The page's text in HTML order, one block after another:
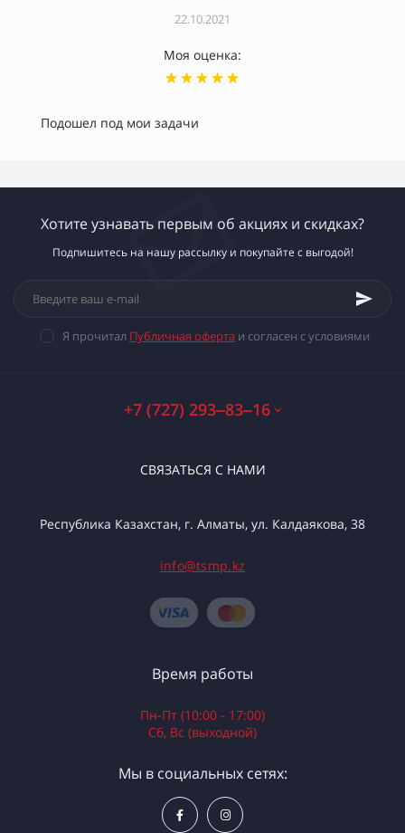
22.10.2021
Моя оценка:
Подошел под мои задачи
Хотите узнавать первым об акциях и скидках?
Подпишитесь на нашу рассылку и покупайте с выгодой!
Я прочитал Публичная оферта и согласен с условиями
+7 (727) 293‒83‒16
СВЯЗАТЬСЯ С НАМИ
Республика Казахстан, г. Алматы, ул. Калдаякова, 38
info@tsmp.kz
Время работы
Пн-Пт (10:00 - 17:00)
Сб, Вс (выходной)
Мы в социальных сетях: